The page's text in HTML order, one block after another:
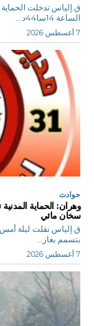
ق.إلياس تدخلت
الساعة 14سا44د...
7 أغسطس 2026
حوادث
سخان مائي
بتسمم بغاز...
7 أغسطس 2026